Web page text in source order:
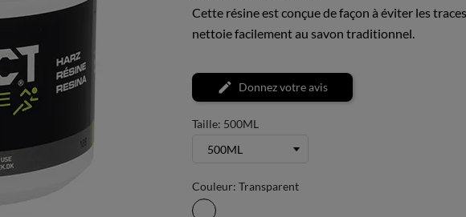
Cette résine est conçue de façon à éviter les
nettoie facilement au savon traditionnel.
Donnez votre avis
Taille: 500ML
Couleur: Transparent
Transparent